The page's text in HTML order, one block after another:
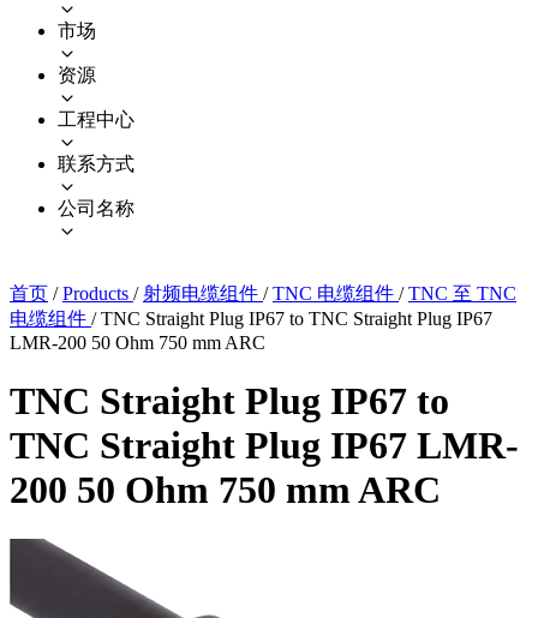
市场
资源
工程中心
联系方式
公司名称
首页 / Products / 射频电缆组件 / TNC 电缆组件 / TNC 至 TNC
电缆组件 / TNC Straight Plug IP67 to TNC Straight Plug IP67
LMR-200 50 Ohm 750 mm ARC
TNC Straight Plug IP67 to
TNC Straight Plug IP67 LMR-
200 50 Ohm 750 mm ARC